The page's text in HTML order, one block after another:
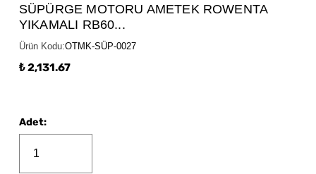
SÜPÜRGE MOTORU AMETEK ROWENTA
YIKAMALI RB60...
Ürün Kodu:OTMK-SÜP-0027
₺ 2,131.67
Adet: